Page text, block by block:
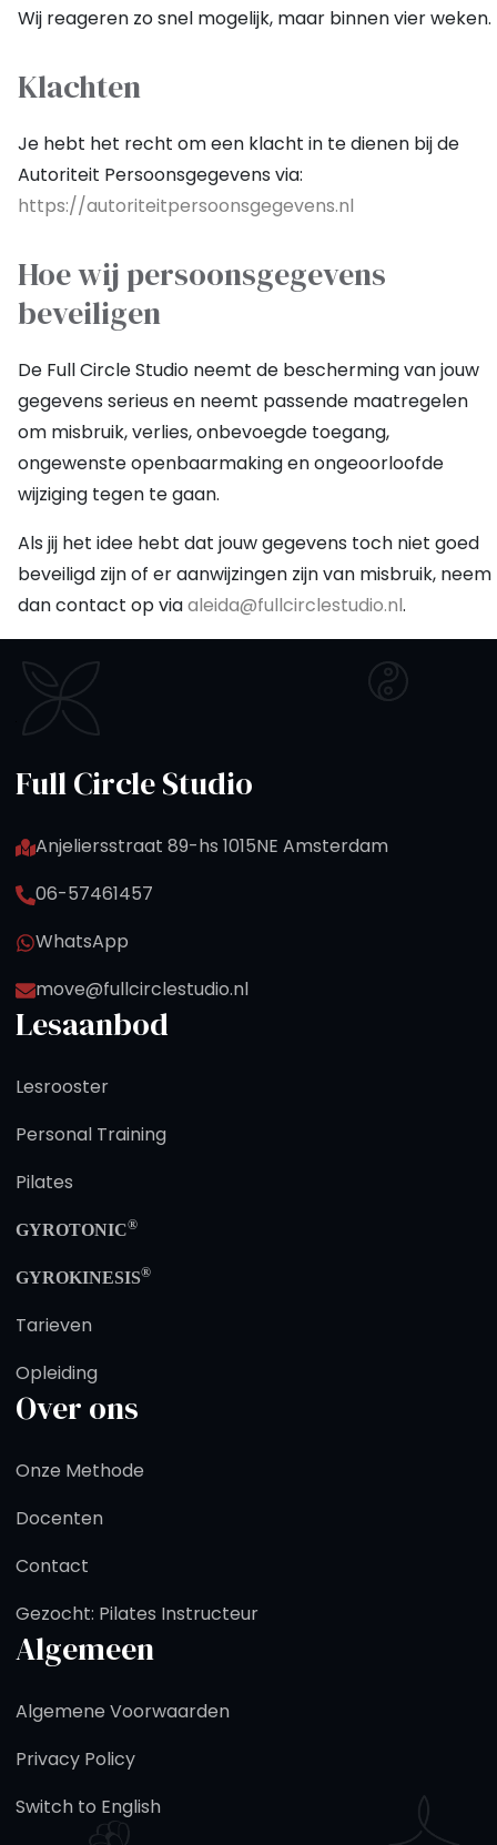
Wij reageren zo snel mogelijk, maar binnen vier weken.
Klachten
Je hebt het recht om een klacht in te dienen bij de
Autoriteit Persoonsgegevens via:
https://autoriteitpersoonsgegevens.nl
Hoe wij persoonsgegevens
beveiligen
De Full Circle Studio neemt de bescherming van jouw
gegevens serieus en neemt passende maatregelen
om misbruik, verlies, onbevoegde toegang,
ongewenste openbaarmaking en ongeoorloofde
wijziging tegen te gaan.
Als jij het idee hebt dat jouw gegevens toch niet goed
beveiligd zijn of er aanwijzingen zijn van misbruik, neem
dan contact op viaaleida@fullcirclestudio.nl.
Full Circle Studio
Anjeliersstraat 89-hs1015NE Amsterdam
06-57461457
WhatsApp
move@fullcirclestudio.nl
Lesaanbod
Lesrooster
Personal Training
Pilates
GYROTONIC®
GYROKINESIS®
Tarieven
Opleiding
Over ons
Onze Methode
Docenten
Contact
Gezocht: Pilates Instructeur
Algemeen
Algemene Voorwaarden
Privacy Policy
Switch to English